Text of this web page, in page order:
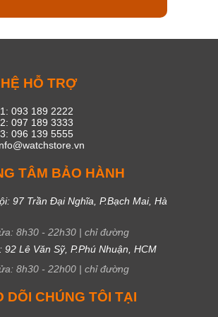
HỖ TRỢ
093 189 2222
097 189 3333
096 139 5555
TÂM BẢO HÀNH
97 Trần Đại Nghĩa, P.Bạch Mai, Hà
8h30 - 22h30 | chỉ đường
92 Lê Văn Sỹ, P.Phú Nhuận, HCM
8h30 - 22h00 | chỉ đường
DÕI CHÚNG TÔI TẠI